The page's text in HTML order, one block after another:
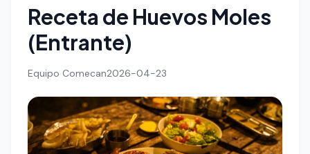
Receta de Huevos Moles
(Entrante)
Equipo Comecan2026-04-23